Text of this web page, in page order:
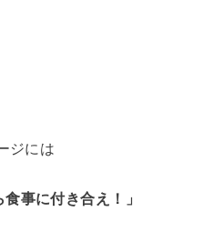
ジには
事に付き合え！」